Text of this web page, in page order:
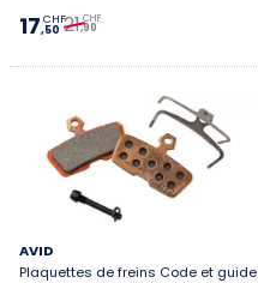
17,50
CHF21,90
CHF
AVID
Plaquettes de freins Code et guide